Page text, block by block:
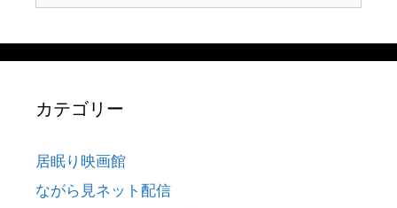
索:
カテゴリー
居眠り映画館
ながら見ネット配信